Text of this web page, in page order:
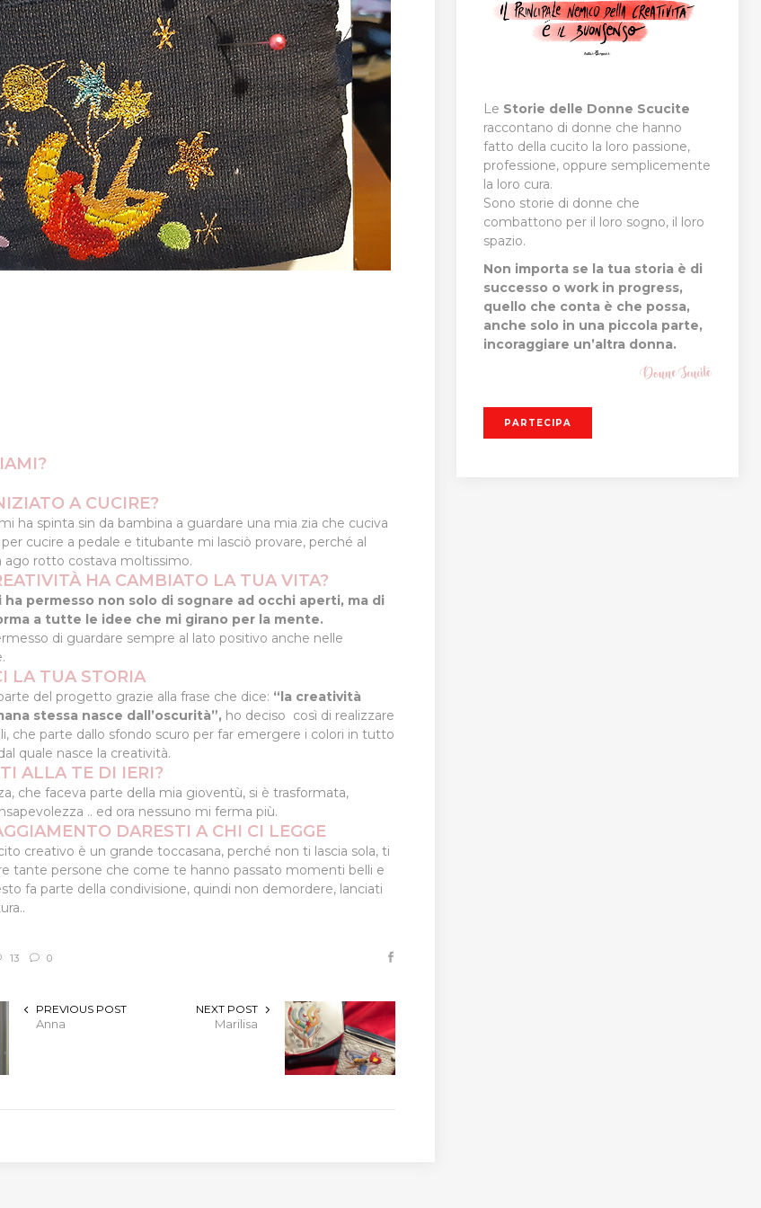
A CUCIRE?
ha spinta sin da bambina a guardare una mia zia che cuciva
cucire a pedale e titubante mi lasciò provare, perché al
rotto costava moltissimo.
HA CAMBIATO LA TUA VITA?
ha permesso non solo di sognare ad occhi aperti, ma di
a tutte le idee che mi girano per la mente.
di guardare sempre al lato positivo anche nelle
LA TUA STORIA
del progetto grazie alla frase che dice: “la creatività
stessa nasce dall’oscurità”, ho deciso così di realizzare
che parte dallo sfondo scuro per far emergere i colori in tutto
quale nasce la creatività.
ALLA TE DI IERI?
che faceva parte della mia gioventù, si è trasformata,
.. ed ora nessuno mi ferma più.
DARESTI A CHI CI LEGGE
creativo è un grande toccasana, perché non ti lascia sola, ti
tante persone che come te hanno passato momenti belli e
fa parte della condivisione, quindi non demordere, lanciati
13 0
PREVIOUS POST
Anna
NEXT POST
Marilisa
Le Storie delle Donne Scucite
raccontano di donne che hanno
fatto della cucito la loro passione,
professione, oppure semplicemente
la loro cura.
Sono storie di donne che
combattono per il loro sogno, il loro
spazio.
Non importa se la tua storia è di
successo o work in progress,
quello che conta è che possa,
anche solo in una piccola parte,
incoraggiare un’altra donna.
PARTECIPA